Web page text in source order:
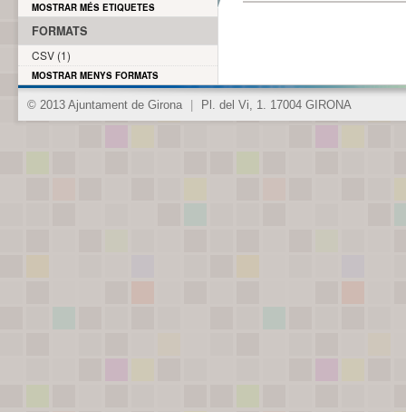
MOSTRAR MÉS ETIQUETES
FORMATS
CSV (1)
MOSTRAR MENYS FORMATS
© 2013 Ajuntament de Girona Pl. del Vi, 1. 17004 GIRONA